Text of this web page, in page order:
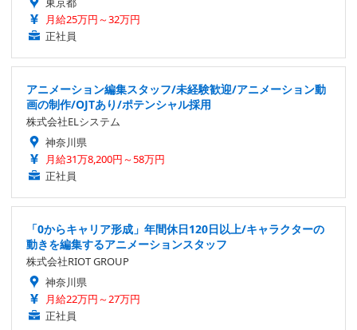
月給25万円～32万円
正社員
アニメーション編集スタッフ/未経験歓迎/アニメーション動
画の制作/OJTあり/ポテンシャル採用
株式会社ELシステム
神奈川県
月給31万8,200円～58万円
正社員
「0からキャリア形成」年間休日120日以上/キャラクターの
動きを編集するアニメーションスタッフ
株式会社RIOT GROUP
神奈川県
月給22万円～27万円
正社員